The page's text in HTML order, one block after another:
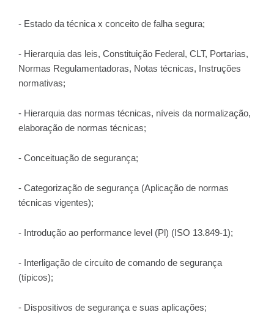
- Estado da técnica x conceito de falha segura;
- Hierarquia das leis, Constituição Federal, CLT, Portarias,
Normas Regulamentadoras, Notas técnicas, Instruções
normativas;
- Hierarquia das normas técnicas, níveis da normalização,
elaboração de normas técnicas;
- Conceituação de segurança;
- Categorização de segurança (Aplicação de normas
técnicas vigentes);
- Introdução ao performance level (Pl) (ISO 13.849-1);
- Interligação de circuito de comando de segurança
(típicos);
- Dispositivos de segurança e suas aplicações;